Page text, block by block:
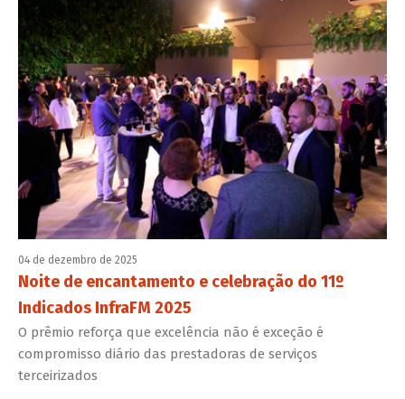
04 de dezembro de 2025
Noite de encantamento e celebração do 11º
Indicados InfraFM 2025
O prêmio reforça que excelência não é exceção é
compromisso diário das prestadoras de serviços
terceirizados